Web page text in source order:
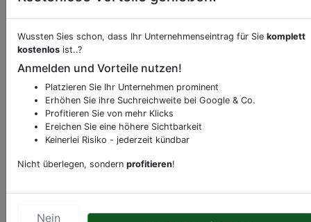
Beschreibung & Services von Drogerie
Sie möchten eine Beschreibung, Dienstleistung
Klicken Sie bittehierum uns zu kontaktieren.
Gerne erweitern wir Ihren Firmeneintrag um
Sonderangebote odere besondere Services, die
Ihr Unternehmen anbietet und womit Sie sich von
Ihren Wettbewerbern abheben.
Wussten Sies schon, dass Ihr Unternehmenseintrag für Sie komplett
kostenlos ist..?
Anmelden und Vorteile nutzen!
Platzieren Sie Ihr Unternehmen prominent
Erhöhen Sie ihre Suchreichweite bei Google & Co.
Profitieren Sie von mehr Klicks
Ereichen Sie eine höhere Sichtbarkeit
Keinerlei Risiko - jederzeit kündbar
Nicht überlegen, sondern profitieren!
Nein